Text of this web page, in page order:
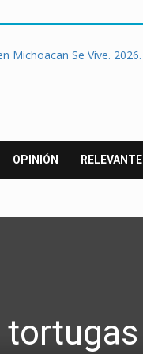
OPINIÓN RELEVANTE
tortugas